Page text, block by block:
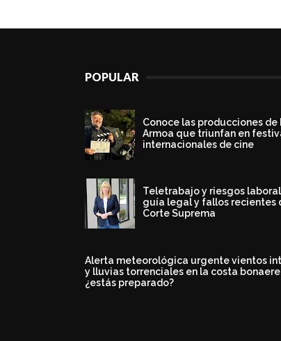
POPULAR
Conoce las producciones de
Armoa que triunfan en
internacionales de cine
Teletrabajo y riesgos
guía legal y fallos recientes
Corte Suprema
Alerta meteorológica urgente vientos
y lluvias torrenciales en la costa
¿estás preparado?